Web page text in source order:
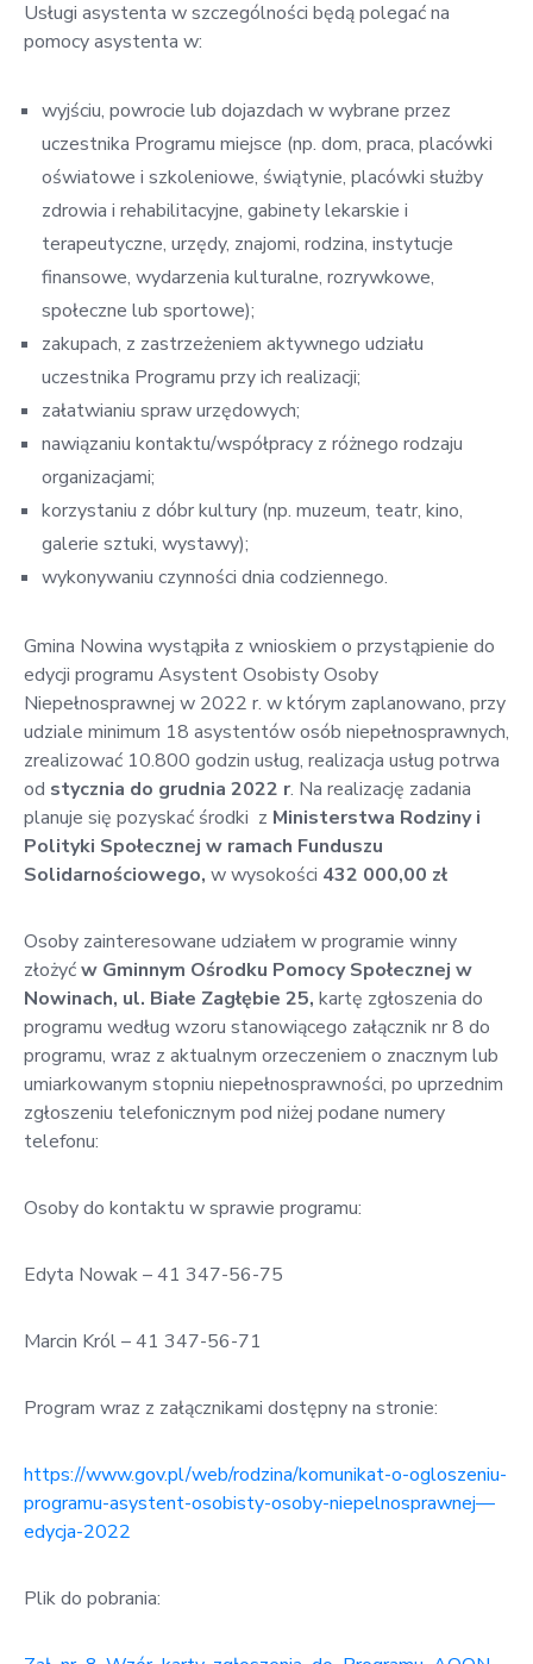
Usługi asystenta w szczególności będą polegać na
pomocy asystenta w:
wyjściu, powrocie lub dojazdach w wybrane przez
uczestnika Programu miejsce (np. dom, praca, placówki
oświatowe i szkoleniowe, świątynie, placówki służby
zdrowia i rehabilitacyjne, gabinety lekarskie i
terapeutyczne, urzędy, znajomi, rodzina, instytucje
finansowe, wydarzenia kulturalne, rozrywkowe,
społeczne lub sportowe);
zakupach, z zastrzeżeniem aktywnego udziału
uczestnika Programu przy ich realizacji;
załatwianiu spraw urzędowych;
nawiązaniu kontaktu/współpracy z różnego rodzaju
organizacjami;
korzystaniu z dóbr kultury (np. muzeum, teatr, kino,
galerie sztuki, wystawy);
wykonywaniu czynności dnia codziennego.
Gmina Nowina wystąpiła z wnioskiem o przystąpienie do
edycji programu Asystent Osobisty Osoby
Niepełnosprawnej w 2022 r. w którym zaplanowano, przy
udziale minimum 18 asystentów osób niepełnosprawnych,
zrealizować 10.800 godzin usług, realizacja usług potrwa
od stycznia do grudnia 2022 r. Na realizację zadania
planuje się pozyskać środki z Ministerstwa Rodziny i
Polityki Społecznej w ramach Funduszu
Solidarnościowego, w wysokości 432 000,00 zł
Osoby zainteresowane udziałem w programie winny
złożyćw Gminnym Ośrodku Pomocy Społecznej w
Nowinach, ul. Białe Zagłębie 25, kartę zgłoszenia do
programu według wzoru stanowiącego załącznik nr 8 do
programu, wraz z aktualnym orzeczeniem o znacznym lub
umiarkowanym stopniu niepełnosprawności, po uprzednim
zgłoszeniu telefonicznym pod niżej podane numery
telefonu:
Osoby do kontaktu w sprawie programu:
Edyta Nowak – 41 347-56-75
Marcin Król – 41 347-56-71
Program wraz z załącznikami dostępny na stronie:
https://www.gov.pl/web/rodzina/komunikat-o-ogloszeniu-
programu-asystent-osobisty-osoby-niepelnosprawnej—
edycja-2022
Plik do pobrania: